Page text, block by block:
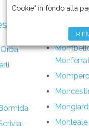
con
Monleale
Cookie" in fondo alla